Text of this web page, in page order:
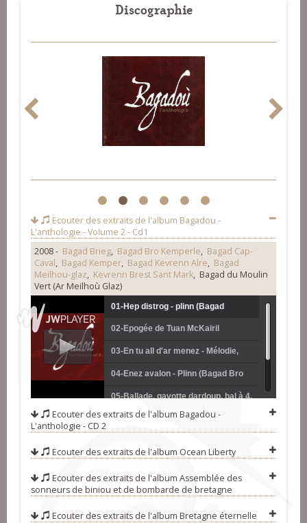
Discographie
1 2 3 4 5 6
Ecouter des extraits de l'album Bagadou -
L'anthologie - Volume 2 - Cd1
2008 - Bagad Brieg, Bagad Bro Kemperle, Bagad Cap-
Caval, Bagad Kemper, Bagad Kevrenn Alre, Bagad
Meilhou-glaz, Kevrenn Brest Sant Mark, Bagad du Moulin
Vert (Ar Meilhoù Glaz)
01-Hep distrog - plinn (Bagad
Kemper)
02-Epogée de Tuan McKairil
(Kevrenn Brest Sant-Mark)
03-En tu all d'ar menez - Mélodie,
gavotte (Bagad Brieg)
04-Enez avalon - Plinn (Bagad Bro
Kemperle)
05-Ballade, gavotte dardoup, bal à 4,
mélodie (Bagad Ar Meilhoù Glaz)
06-En vro vigouden - Mélodie,
Ecouter des extraits de l'album Bagadou -
L'anthologie - CD 2
Ecouter des extraits de l'album Ocean Liberty
Ecouter des extraits de l'album Assemblée des
sonneurs de biniou et de bombarde de bretagne
Ecouter des extraits de l'album Bretagne éternelle